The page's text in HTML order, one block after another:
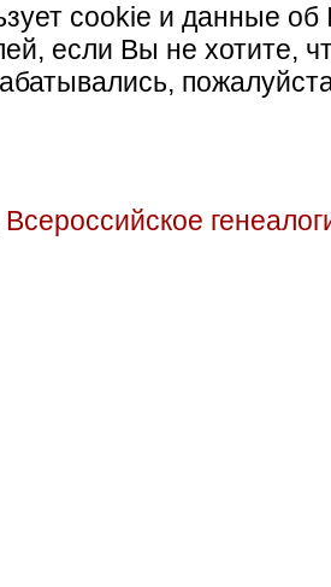
cookie и данные об
если Вы не хотите,
Всероссийское